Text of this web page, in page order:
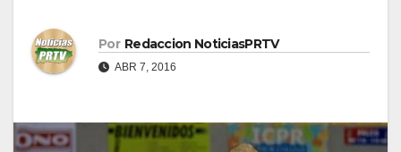
Por Redaccion NoticiasPRTV
ABR 7, 2016